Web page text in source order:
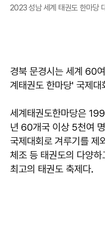
2023 성남 세계 태권도 한마당
경북 문경시는 세계 60
계태권도 한마당' 국제대
세계태권도한마당은
년 60개국 이상 5천여
국제대회로 겨루기를 제
체조 등 태권도의 다양
최고의 태권도 축제다.